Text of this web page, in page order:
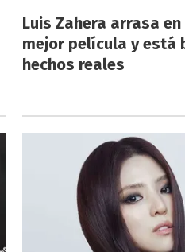
Luis Zahera arrasa
mejor película y está
hechos reales